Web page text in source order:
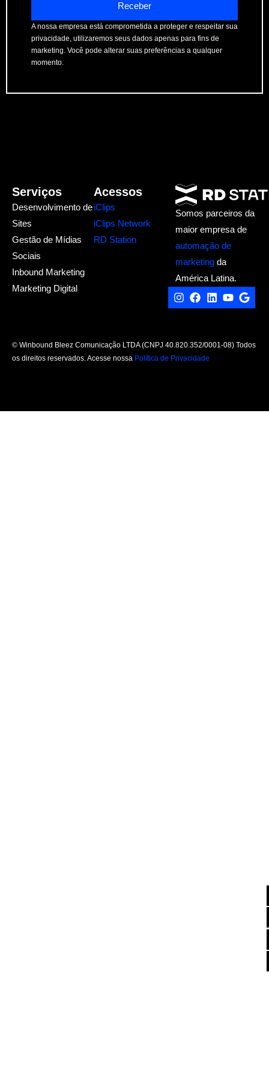
Receber
A nossa empresa está comprometida a proteger e respeitar sua
privacidade, utilizaremos seus dados apenas para fins de
marketing. Você pode alterar suas preferências a qualquer
momento.
Serviços
Desenvolvimento de
Sites
Gestão de Mídias
Sociais
Inbound Marketing
Marketing Digital
Acessos
iClips
iClips Network
RD Station
Somos parceiros da
maior empresa de
automação de
marketing da
América Latina.
Instagram
Facebook
Linkedin
Youtube
© Winbound Bleez Comunicação LTDA (CNPJ 40.820.352/0001-08) Todos
os direitos reservados. Acesse nossa Política de Privacidade